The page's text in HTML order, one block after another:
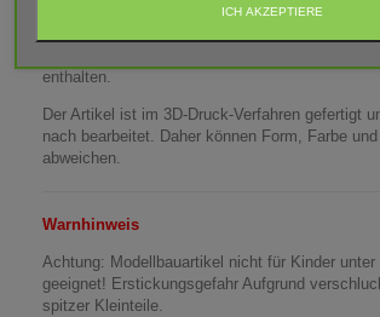
Lieferumfang: Anhängerhaken
enthalten.
Der Artikel ist im 3D-Druck-Verfahren gefertigt
nach bearbeitet. Daher können Form, Farbe
abweichen.
Warnhinweis
Achtung: Modellbauartikel nicht für Kinder unter
geeignet! Erstickungsgefahr Aufgrund
spitzer Kleinteile.
ICH AKZEPTIERE